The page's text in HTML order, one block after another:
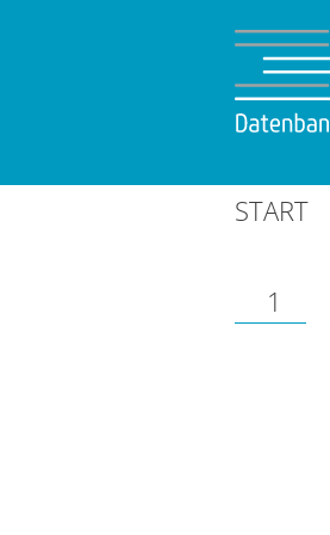
START
1